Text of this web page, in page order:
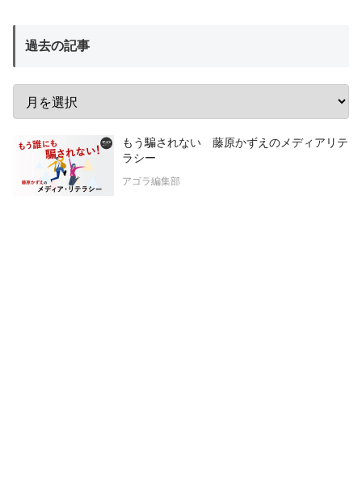
過去の記事
もう騙されない 藤原かずえのメディアリテ
ラシー
アゴラ編集部